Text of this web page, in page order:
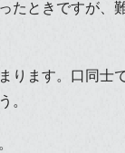
たときですが、
ります。口同
。